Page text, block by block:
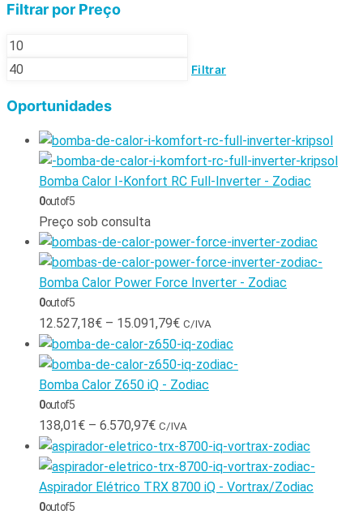
Filtrar por Preço
Filtrar
Oportunidades
Bomba Calor I-Konfort RC Full-Inverter - Zodiac
0out of 5
Preço sob consulta
Bomba Calor Power Force Inverter - Zodiac
0out of 5
12.527,18€ – 15.091,79€ C/IVA
Bomba Calor Z650 iQ - Zodiac
0out of 5
138,01 € – 6.570,97€ C/IVA
Aspirador Elétrico TRX 8700 iQ - Vortrax/Zodiac
0out of 5